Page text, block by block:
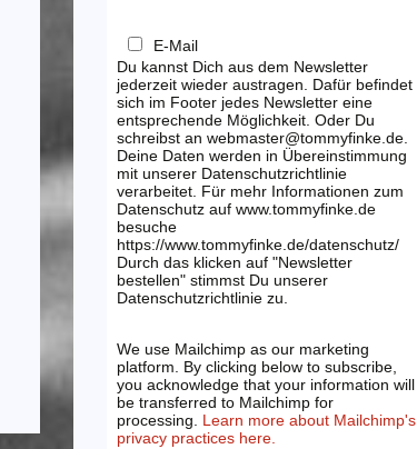
E-Mail
Du kannst Dich aus dem Newsletter
jederzeit wieder austragen. Dafür befindet
sich im Footer jedes Newsletter eine
entsprechende Möglichkeit. Oder Du
schreibst an webmaster@tommyfinke.de.
Deine Daten werden in Übereinstimmung
mit unserer Datenschutzrichtlinie
verarbeitet. Für mehr Informationen zum
Datenschutz auf www.tommyfinke.de
besuche
https://www.tommyfinke.de/datenschutz/
Durch das klicken auf "Newsletter
bestellen" stimmst Du unserer
Datenschutzrichtlinie zu.
We use Mailchimp as our marketing
platform. By clicking below to subscribe,
you acknowledge that your information will
be transferred to Mailchimp for
processing. Learn more about Mailchimp's
privacy practices here.